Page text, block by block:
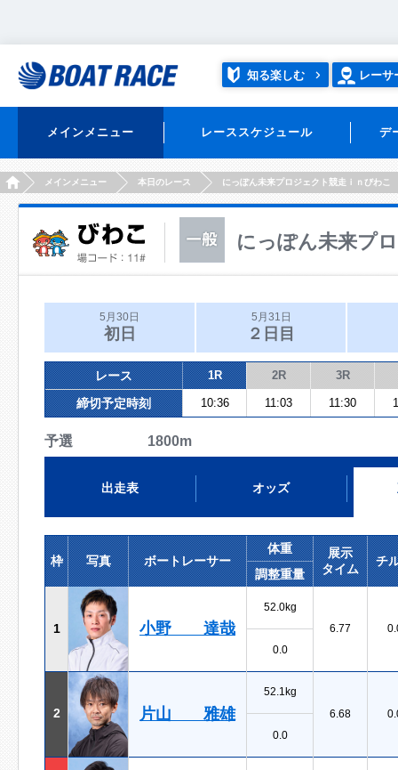
知る楽しむ レーサ
メインメニュー レーススケジュール デ
HOMEメインメニュー 本日のレース にっぽん未来プロジェクト競走ｉｎびわこ
にっぽん未来プ
5月30日
初日
5月31日
２日目
レース 1R 2R 3R
締切予定時刻 10:36 11:03 11:30
予選 1800m
出走表 オッズ
枠 写真 ボートレーサー
体重
展示
タイム
チ
調整重量
1 小野 達哉
52.0kg
6.77
0.0
2 片山 雅雄
52.1kg
6.68
0.0